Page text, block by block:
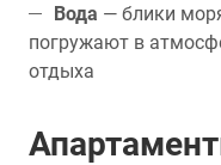
Вода — блики
погружают в
отдыха